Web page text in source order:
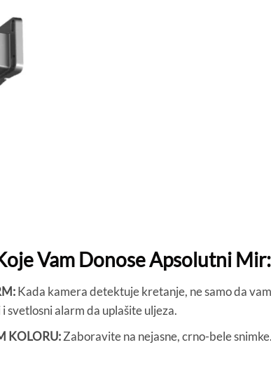
Vam Donose Apsolutni Mir:
Kada kamera detektuje kretanje, ne samo da
alarm da uplašite uljeza.
KOLORU:Zaboravite na nejasne, crno-bele